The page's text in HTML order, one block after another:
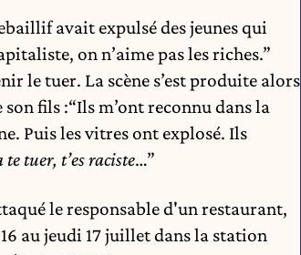
avait expulsé des jeunes qui
on n’aime pas les riches.”
le tuer. La scène s’est produite alors
fils :“Ils m’ont reconnu dans la
Puis les vitres ont explosé. Ils
te tuer, t’es raciste…”
le responsable d'un restaurant,
au jeudi 17 juillet dans la station